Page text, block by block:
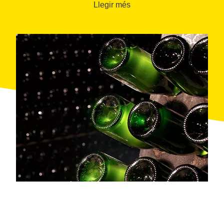
Sant Sadurní d'Anoia
veure un dels processos mésnaturals i tradicionals,
a més de degustar els seus caves exclusius.
L'elaboració de les 180.000 ampolles anuals de
cava
que comercialitzen comença a les40 hectàrees de
amb què treballen (la meitat és propietat de
l'empresa i l'altra, de la pròpia família).
D'aquí s'extreu el raïm seleccionatexclusivament de
les varietats autòctones(parellada, xarel·lo i
macabeu) i se n'utilitza només elmost flor
. Una
filosofia cent per cent natural marca tot el procés: la
segona fermentació es fa en
rimesi sempre en
contacte amb el
tap de suro(no pas amb la corona
habitual), i el
remogutcontinua realitzant-se
Llegir més